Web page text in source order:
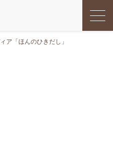
ア「ほんのひきだし」